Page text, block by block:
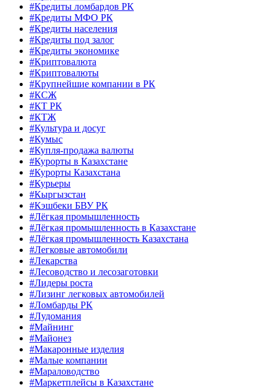
#Кредиты ломбардов РК
#Кредиты МФО РК
#Кредиты населения
#Кредиты под залог
#Кредиты экономике
#Криптовалюта
#Криптовалюты
#Крупнейшие компании в РК
#КСЖ
#КТ РК
#КТЖ
#Культура и досуг
#Кумыс
#Купля-продажа валюты
#Курорты в Казахстане
#Курорты Казахстана
#Курьеры
#Кыргызстан
#Кэшбеки БВУ РК
#Лёгкая промышленность
#Лёгкая промышленность в Казахстане
#Лёгкая промышленность Казахстана
#Легковые автомобили
#Лекарства
#Лесоводство и лесозаготовки
#Лидеры роста
#Лизинг легковых автомобилей
#Ломбарды РК
#Лудомания
#Майнинг
#Майонез
#Макаронные изделия
#Малые компании
#Мараловодство
#Маркетплейсы в Казахстане